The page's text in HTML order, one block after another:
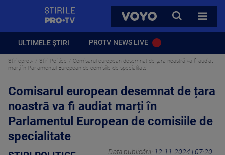
VOYO
CAUTA
TOATE
ULTIMELE ȘTIRI PROTV NEWS LIVE
Stirileprotv Stiri Politice
Comisarul european desemnat de țara noastră va fi audiat
marți în Parlamentul European de comisiile de specialitate
Comisarul european desemnat de țara
noastră va fi audiat marți în
Parlamentul European de comisiile de
specialitate
Data publicării: 12-11-2024 | 07:20